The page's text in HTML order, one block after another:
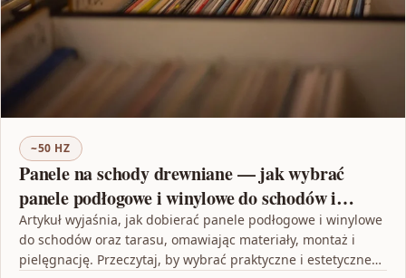
~50 HZ
Panele na schody drewniane — jak wybrać
panele podłogowe i winylowe do schodów i
tarasu
Artykuł wyjaśnia, jak dobierać panele podłogowe i winylowe
do schodów oraz tarasu, omawiając materiały, montaż i
pielęgnację. Przeczytaj, by wybrać praktyczne i estetyczne